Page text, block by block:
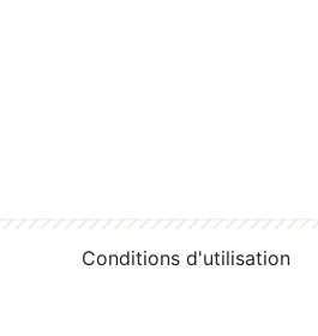
Conditions d'utilisation